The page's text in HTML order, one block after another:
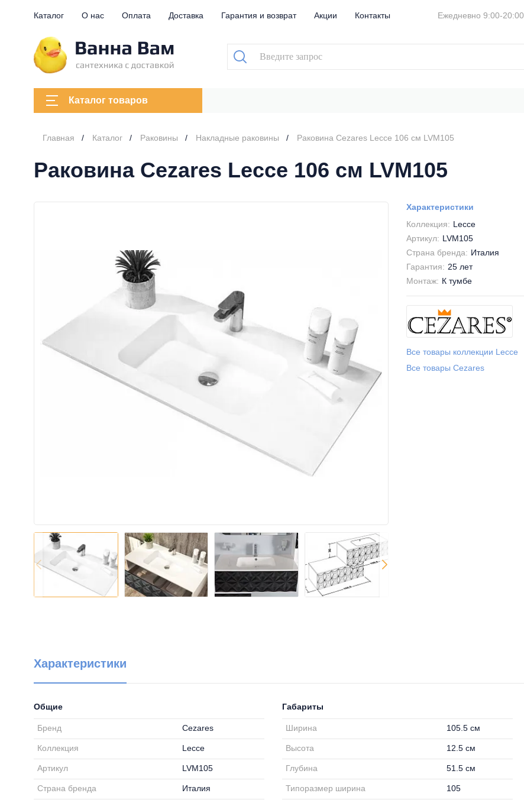
Каталог О нас Оплата Доставка Гарантия и возврат Акции Контакты Ежедневно 9:00-20:00
Каталог товаров
Главная Каталог Раковины Накладные раковины Раковина Cezares Lecce 106 см LVM105
Раковина Cezares Lecce 106 см LVM105
Характеристики
Коллекция: Lecce
Артикул: LVM105
Страна бренда: Италия
Гарантия: 25 лет
Монтаж: К тумбе
Все товары коллекции Lecce
Все товары Cezares
Характеристики
Общие
Бренд Cezares
Коллекция Lecce
Артикул LVM105
Страна бренда Италия
Габариты
Ширина 105.5 см
Высота 12.5 см
Глубина 51.5 см
Типоразмер ширина 105